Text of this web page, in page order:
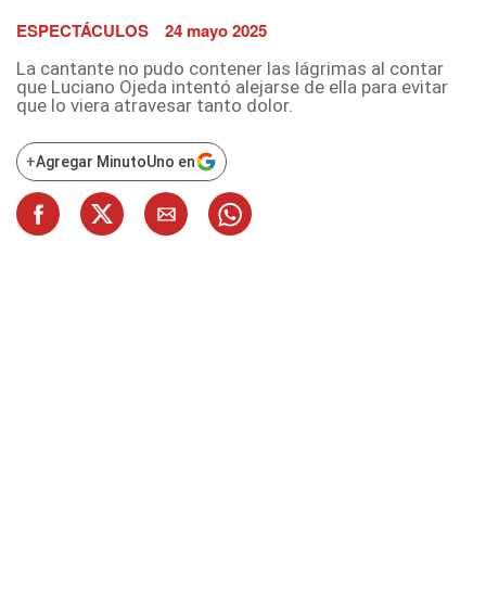
ESPECTÁCULOS 24 mayo 2025
La cantante no pudo contener las lágrimas al contar
que Luciano Ojeda intentó alejarse de ella para evitar
que lo viera atravesar tanto dolor.
+Agregar MinutoUno en